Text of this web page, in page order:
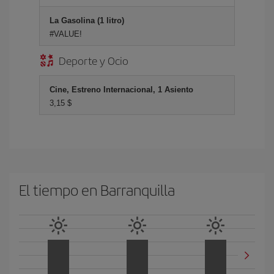
La Gasolina (1 litro)
#VALUE!
Deporte y Ocio
Cine, Estreno Internacional, 1 Asiento
3,15 $
El tiempo en Barranquilla